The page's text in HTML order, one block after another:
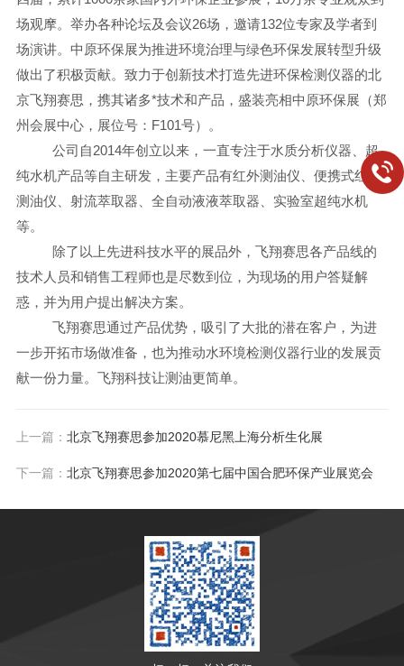
场观摩。举办各种论坛及会议26场，邀请132位专家及学者到
场演讲。中原环保展为推进环境治理与绿色环保发展转型升级
做出了积极贡献。 致力于创新技术打造先进环保检测仪器的北
京飞翔赛思，携其诸多*技术和产品，盛装亮相中原环保展（郑
州会展中心，展位号：F101号）。
公司自2014年创立以来，一直专注于水质分析仪器、超
纯水机产品等自主研发，主要产品有红外测油仪、 便携式红外
测油仪、射流萃取器、 全自动液液萃取器、实验室超纯水机
等。
除了以上先进科技水平的展品外，飞翔赛思各产品线的
技术人员和销售工程师也是尽数到位，为现场的用户答疑解
惑， 并为用户提出解决方案。
飞翔赛思通过产品优势，吸引了大批的潜在客户，为进
一步开拓市场做准备，也为推动水环境检测仪器行业的发展贡
献一份力量。飞翔科技让测油更简单。
上一篇： 北京飞翔赛思参加2020慕尼黑上海分析生化展
下一篇： 北京飞翔赛思参加2020第七届中国合肥环保产业展览会